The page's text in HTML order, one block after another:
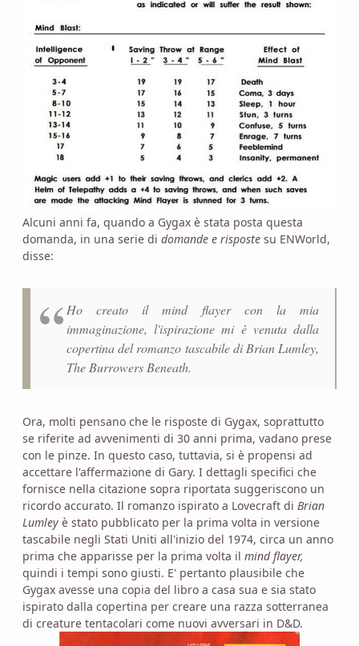
Alcuni anni fa, quando a Gygax è stata posta questa
domanda, in una serie di domande e risposte su ENWorld,
disse:
Ho creato il mind flayer con la mia
immaginazione, l'ispirazione mi è venuta dalla
copertina del romanzo tascabile di Brian Lumley,
The Burrowers Beneath.
Ora, molti pensano che le risposte di Gygax, soprattutto
se riferite ad avvenimenti di 30 anni prima, vadano prese
con le pinze. In questo caso, tuttavia, si è propensi ad
accettare l'affermazione di Gary. I dettagli specifici che
fornisce nella citazione sopra riportata suggeriscono un
ricordo accurato. Il romanzo ispirato a Lovecraft di Brian
Lumley è stato pubblicato per la prima volta in versione
tascabile negli Stati Uniti all'inizio del 1974, circa un anno
prima che apparisse per la prima volta il mind flayer,
quindi i tempi sono giusti. E' pertanto plausibile che
Gygax avesse una copia del libro a casa sua e sia stato
ispirato dalla copertina per creare una razza sotterranea
di creature tentacolari come nuovi avversari in D&D.